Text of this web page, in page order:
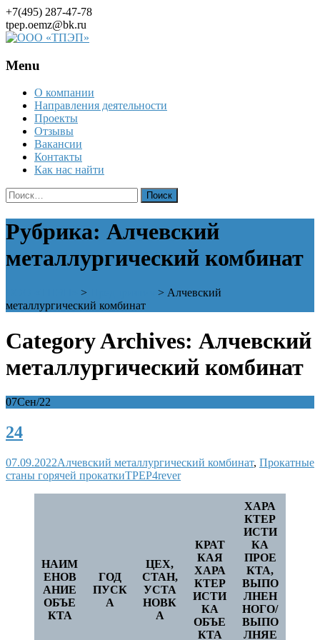
+7(495) 287-47-78
tpep.oemz@bk.ru
Menu
Skip
content
О компании
Направления деятельности
Проекты
Отзывы
Вакансии
Контакты
Как нас найти
Найти:
Рубрика: Алчевский
металлургический комбинат
> > Алчевский
металлургический комбинат
Category Archives: Алчевский
металлургический комбинат
07Сен/22
24
07.09.2022Алчевский металлургический комбинат, Прокатные
станы горячей прокаткиTPEP4rever
НАИМ
ЕНОВ
АНИЕ
ОБЪЕ
КТА
ГОД
ПУСК
А
ЦЕХ,
СТАН,
УСТА
НОВК
А
КРАТ
КАЯ
ХАРА
КТЕР
ИСТИ
КА
ОБЪЕ
КТА
ХАРА
КТЕР
ИСТИ
КА
ПРОЕ
КТА,
ВЫПО
ЛНЕН
НОГО/
ВЫПО
ЛНЯЕ